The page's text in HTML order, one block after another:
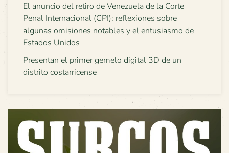
El anuncio del retiro de Venezuela de la Corte
Penal Internacional (CPI): reflexiones sobre
algunas omisiones notables y el entusiasmo de
Estados Unidos
Presentan el primer gemelo digital 3D de un
distrito costarricense